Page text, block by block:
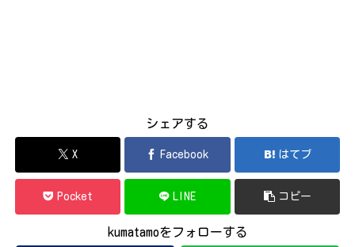
シェアする
X Facebook はてブ
Pocket LINE コピー
kumatamoをフォローする